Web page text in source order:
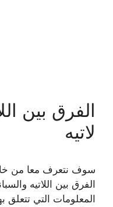
الفرق بين
لاتيه
سوف نتعرف معا من
الفرق بين اللاتيه
المعلومات التي تتعلق